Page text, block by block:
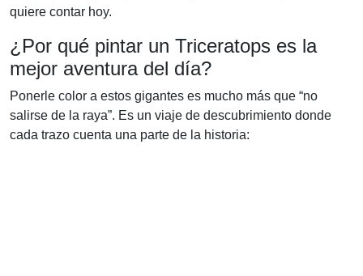
quiere contar hoy.
¿Por qué pintar un Triceratops es la
mejor aventura del día?
Ponerle color a estos gigantes es mucho más que “no
salirse de la raya”. Es un viaje de descubrimiento donde
cada trazo cuenta una parte de la historia: